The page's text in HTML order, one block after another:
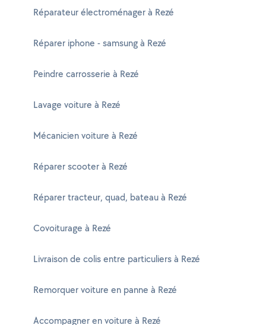
Réparateur électroménager à Rezé
Réparer iphone - samsung à Rezé
Peindre carrosserie à Rezé
Lavage voiture à Rezé
Mécanicien voiture à Rezé
Réparer scooter à Rezé
Réparer tracteur, quad, bateau à Rezé
Covoiturage à Rezé
Livraison de colis entre particuliers à Rezé
Remorquer voiture en panne à Rezé
Accompagner en voiture à Rezé